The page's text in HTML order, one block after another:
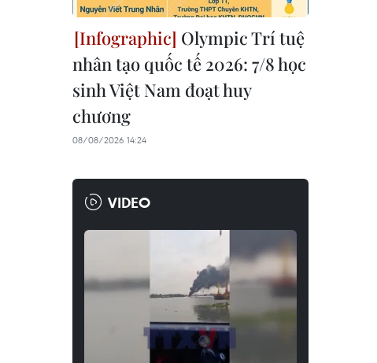
Olympic Trí tuệ
nhân tạo quốc tế 2026: 7/8 học
sinh Việt Nam đoạt huy
chương
08/08/2026 14:24
VIDEO